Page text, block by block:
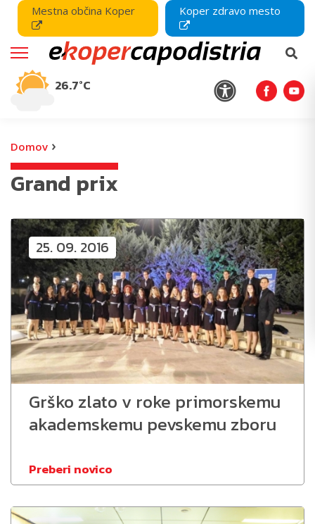
Mestna občina Koper Koper zdravo mesto
26.7°C
Domov ›
Grand prix
25. 09. 2016
Grško zlato v roke primorskemu
akademskemu pevskemu zboru
Preberi novico